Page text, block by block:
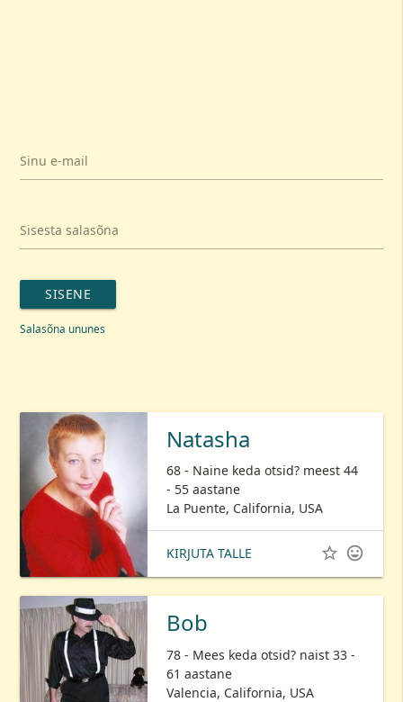
Sinu e-mail
Sisesta salasõna
SISENE
Salasõna ununes
Natasha
68 - Naine keda otsid? meest 44
- 55 aastane
La Puente, California, USA
KIRJUTA TALLE  
Bob
78 - Mees keda otsid? naist 33 -
61 aastane
Valencia, California, USA